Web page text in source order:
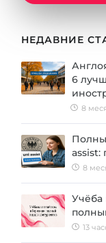
Города
Примеры
КАРЬЕРНОЕ
Тест Карта
Тест RIASEC
Инженерия
Менеджмент
Другая
Россия
Украина
НЕДАВНИЕ
6
8
assist:
8
Учёба
13